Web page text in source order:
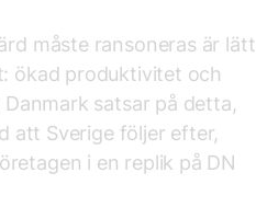
måste ransoneras är lätt
ökad produktivitet och
satsar på detta,
att Sverige följer efter,
i en replik på DN